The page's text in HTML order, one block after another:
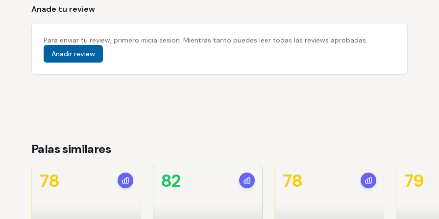
Anade tu review
Para enviar tu review, primero inicia sesion. Mientras tanto puedes leer todas las reviews aprobadas.
Anadir review
Palas similares
78 82 78 79